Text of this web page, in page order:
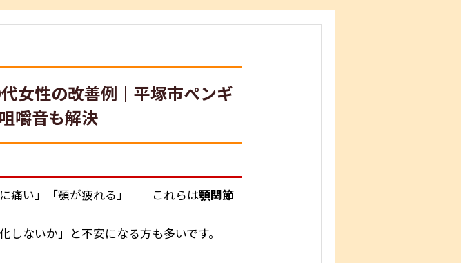
女性の改善例｜平塚市ペンギ
嚼音も解決
に痛い」「顎が疲れる」──これらは顎関節
しないか」と不安になる方も多いです。